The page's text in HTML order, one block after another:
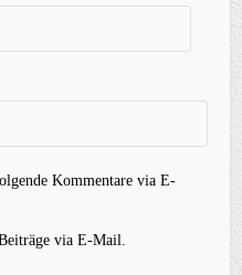
Kommentare via E-
via E-Mail.